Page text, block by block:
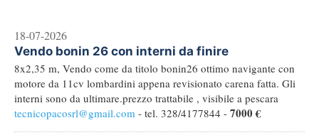
18-07-2026
Vendo bonin 26 con interni da finire
8x2,35 m, Vendo come da titolo bonin26 ottimo navigante con
motore da 11cv lombardini appena revisionato carena fatta. Gli
interni sono da ultimare.prezzo trattabile , visibile a pescara
tecnicopacosrl@gmail.com - tel. 328/4177844 - 7000 €